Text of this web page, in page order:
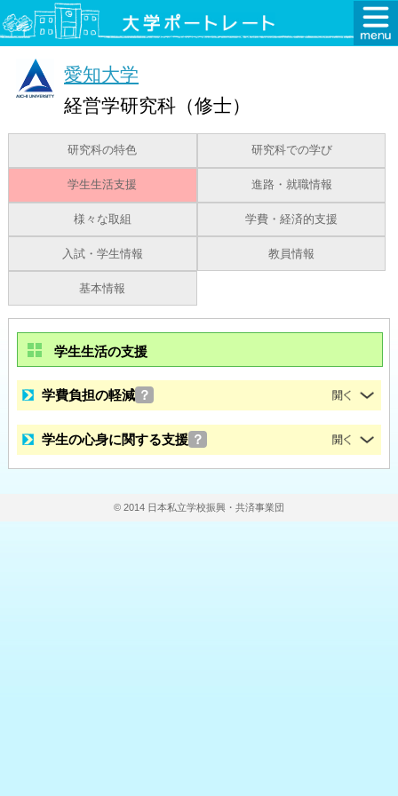
愛知大学
経営学研究科（修士）
研究科の特色 研究科での学び
学生生活支援 進路・就職情報
様々な取組 学費・経済的支援
入試・学生情報 教員情報
基本情報
学生生活の支援
学費負担の軽減 ？
学生の心身に関する支援 ？
© 2014 日本私立学校振興・共済事業団